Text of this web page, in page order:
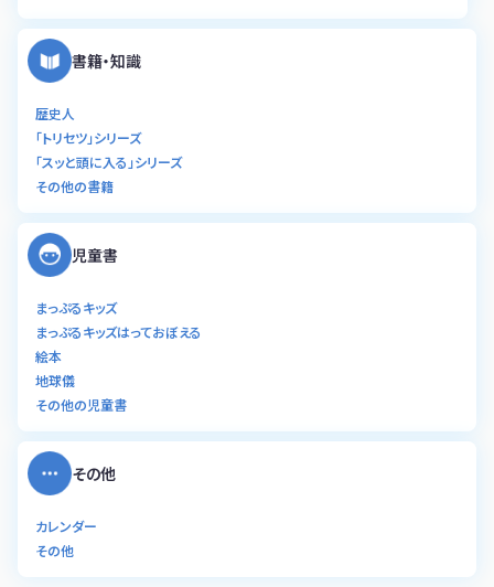
書籍・知識
歴史人
「トリセツ」シリーズ
「スッと頭に入る」シリーズ
その他の書籍
児童書
まっぷるキッズ
まっぷるキッズはっておぼえる
絵本
地球儀
その他の児童書
その他
カレンダー
その他